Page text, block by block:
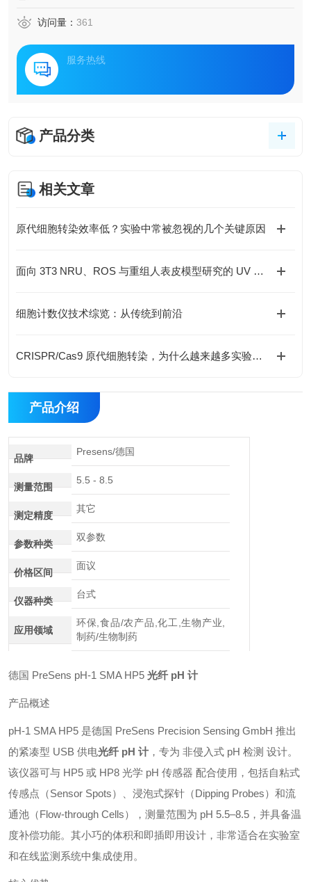
访问量： 361
服务热线
产品分类
相关文章
原代细胞转染效率低？实验中常被忽视的几个关键原因
面向 3T3 NRU、ROS 与重组人表皮模型研究的 UV 光暴露系统技术比较
细胞计数仪技术综览：从传统到前沿
CRISPR/Cas9 原代细胞转染，为什么越来越多实验室选择电转染？
产品介绍
品牌
Presens/德国
测量范围
5.5 - 8.5
测定精度
其它
参数种类
双参数
价格区间
面议
仪器种类
台式
应用领域
环保,食品/农产品,化工,生物产业,
制药/生物制药
德国 PreSens pH-1 SMA HP5 光纤 pH 计
产品概述
pH-1 SMA HP5 是德国 PreSens Precision Sensing GmbH 推出
的紧凑型 USB 供电光纤 pH 计 ，专为 非侵入式 pH 检测 设计。
该仪器可与 HP5 或 HP8 光学 pH 传感器 配合使用，包括自粘式
传感点（Sensor Spots）、浸泡式探针（Dipping Probes）和流
通池（Flow-through Cells），测量范围为 pH 5.5–8.5，并具备温
度补偿功能。其小巧的体积和即插即用设计，非常适合在实验室
和在线监测系统中集成使用。